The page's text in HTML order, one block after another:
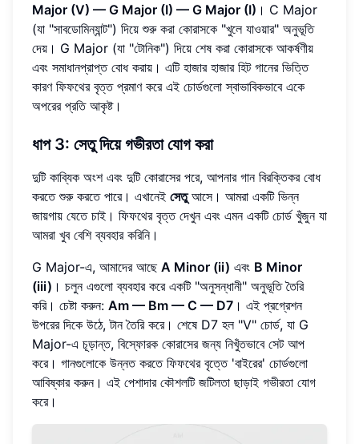
Major (V) — G Major (I) — G Major (I) । C Major
(যা "সাবডোমিন্যান্ট") দিয়ে শুরু করা কোরাসকে "খুলে যাওয়ার" অনুভূতি
দেয়। G Major (যা "টোনিক") দিয়ে শেষ করা কোরাসকে আকর্ষণীয়
এবং সমাধানপ্রাপ্ত বোধ করায়। এটি হাজার হাজার হিট গানের ভিত্তি
কারণ ফিফথের বৃত্ত প্রমাণ করে এই চোর্ডগুলো স্বাভাবিকভাবে একে
অপরের প্রতি আকৃষ্ট।
ধাপ 3: সেতু দিয়ে গভীরতা যোগ করা
দুটি কাব্যিক অংশ এবং দুটি কোরাসের পরে, আপনার গান বিরক্তিকর বোধ
করতে শুরু করতে পারে। এখানেই সেতুআসে। আমরা একটি ভিন্ন
জায়গায় যেতে চাই। ফিফথের বৃত্ত দেখুন এবং এমন একটি চোর্ড খুঁজুন যা
আমরা খুব বেশি ব্যবহার করিনি।
G Major-এ, আমাদের আছে A Minor (ii) এবং B Minor
(iii) । চলুন এগুলো ব্যবহার করে একটি "অনুসন্ধানী" অনুভূতি তৈরি
করি। চেষ্টা করুন: Am — Bm — C — D7 । এই প্রগ্রেশন
উপরের দিকে উঠে, টান তৈরি করে। শেষে D7 হল "V" চোর্ড, যা G
Major-এ চূড়ান্ত, বিস্ফোরক কোরাসের জন্য নিখুঁতভাবে সেট আপ
করে। গানগুলোকে উন্নত করতে ফিফথের বৃত্তে 'বাইরের' চোর্ডগুলো
আবিষ্কার করুন। এই পেশাদার কৌশলটি জটিলতা ছাড়াই গভীরতা যোগ
করে।